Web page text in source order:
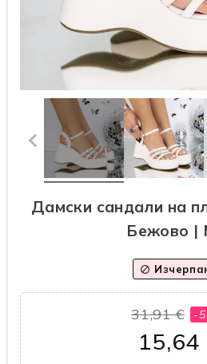
Дамски сандали на
Бежово |
block
31,91 € -
15,64